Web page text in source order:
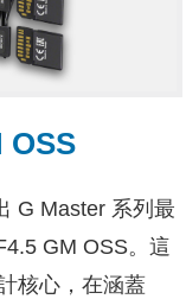
OSS
G Master 系列最
GM OSS。這
核心，在涵蓋